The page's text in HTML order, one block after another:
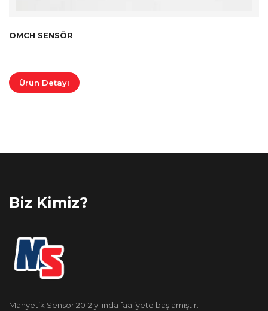
OMCH SENSÖR
Ürün Detayı
Biz Kimiz?
Manyetik Sensör 2012 yılında faaliyete başlamıştır.